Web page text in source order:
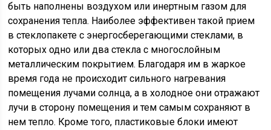
быть наполнены воздухом или инертным газом для
сохранения тепла. Наиболее эффективен такой прием
в стеклопакете с энергосберегающими стеклами, в
которых одно или два стекла с многослойным
металлическим покрытием. Благодаря им в жаркое
время года не происходит сильного нагревания
помещения лучами солнца, а в холодное они отражают
лучи в сторону помещения и тем самым сохраняют в
нем тепло. Кроме того, пластиковые блоки имеют